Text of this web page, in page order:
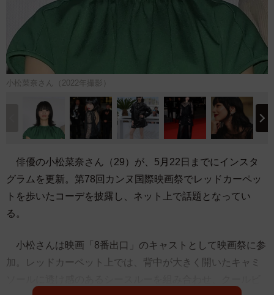
小松菜奈さん（2022年撮影）
俳優の小松菜奈さん（29）が、5月22日までにインスタ
グラムを更新。第78回カンヌ国際映画祭でレッドカーペッ
トを歩いたコーデを披露し、ネット上で話題となってい
る。
小松さんは映画「8番出口」のキャストとして映画祭に参
加。レッドカーペット上では、背中が大きく開いたキャミ